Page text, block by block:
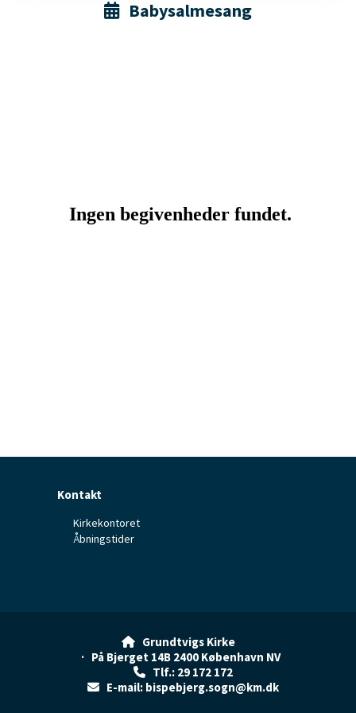
Babysalmesang
Kontakt
Kirkekontoret
Åbningstider
Grundtvigs Kirke
· På Bjerget 14B 2400 København NV
Tlf.: 29 172 172
E-mail: bispebjerg.sogn@km.dk